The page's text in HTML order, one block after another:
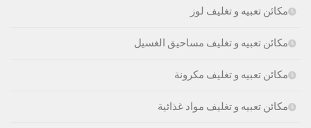
مكائن تعبيه و تغليف لوز
مكائن تعبيه و تغليف مساحيق الغسيل
مكائن تعبيه و تغليف مكرونة
مكائن تعبيه و تغليف مواد غذائية